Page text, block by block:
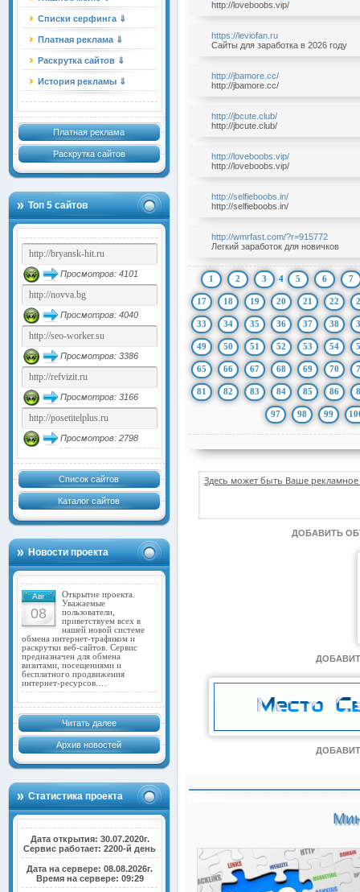
Списки серфинга ⇓
Платная реклама ⇓
Раскрутка сайтов ⇓
История рекламы ⇓
Платная реклама
Раскрутка сайтов
Топ 5 сайтов
Просмотров: 4101
Просмотров: 4040
Просмотров: 3386
Просмотров: 3166
Просмотров: 2798
Список сайтов
Каталог сайтов
Новости проекта
Авг
08
Открытие проекта.
Уважаемые
пользователи,
приветствуем всех в
нашей новой системе
обмена интернет-трафиком и
раскрутки веб-сайтов. Сервис
предназначен для обмена
визитами, посещениями и
бесплатного продвижения
интернет-ресурсов.…
Читать далее
Архив новостей
Статистика проекта
Дата открытия: 30.07.2020г.
Сервис работает: 2200-й день
Дата на сервере: 08.08.2026г.
Время на сервере: 09:29
http://loveboobs.vip/
https://leviofan.ru
Сайты для заработка в 2026 году
http://jbamore.cc/
http://jbamore.cc/
http://jbcute.club/
http://jbcute.club/
http://loveboobs.vip/
http://loveboobs.vip/
http://selfieboobs.in/
http://selfieboobs.in/
http://wmrfast.com/?r=915772
Легкий заработок для новичков
1 2 3 4 5 6 7
17 18 19 20 21 22
33 34 35 36 37 38
49 50 51 52 53 54
65 66 67 68 69 70
81 82 83 84 85 86
97 98 99
Здесь может быть Ваше
ДОБАВИТЬ